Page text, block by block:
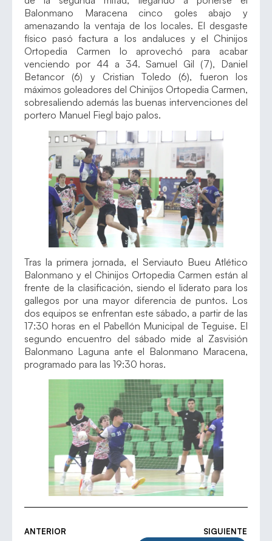
Balonmano Maracena cinco goles abajo y
amenazando la ventaja de los locales. El desgaste
físico pasó factura a los andaluces y el Chinijos
Ortopedia Carmen lo aprovechó para acabar
venciendo por 44 a 34. Samuel Gil (7), Daniel
Betancor (6) y Cristian Toledo (6), fueron los
máximos goleadores del Chinijos Ortopedia Carmen,
sobresaliendo además las buenas intervenciones del
portero Manuel Fiegl bajo palos.
Tras la primera jornada, el Serviauto Bueu Atlético
Balonmano y el Chinijos Ortopedia Carmen están al
frente de la clasificación, siendo el liderato para los
gallegos por una mayor diferencia de puntos. Los
dos equipos se enfrentan este sábado, a partir de las
17:30 horas en el Pabellón Municipal de Teguise. El
segundo encuentro del sábado mide al Zasvisión
Balonmano Laguna ante el Balonmano Maracena,
programado para las 19:30 horas.
ANTERIOR SIGUIENTE